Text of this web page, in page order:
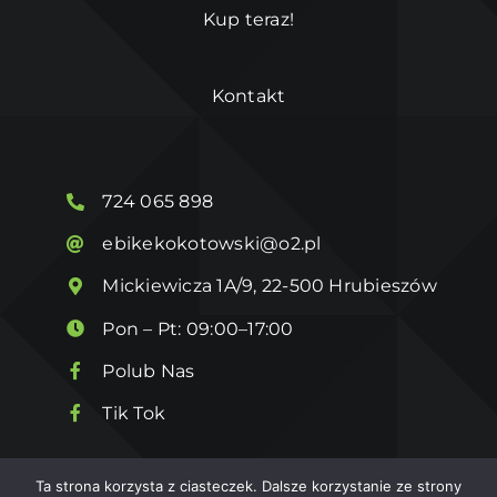
Kup teraz!
Kontakt
724 065 898
ebikekokotowski@o2.pl
Mickiewicza 1A/9, 22-500 Hrubieszów
Pon – Pt: 09:00–17:00
Polub Nas
Tik Tok
Ta strona korzysta z ciasteczek. Dalsze korzystanie ze strony